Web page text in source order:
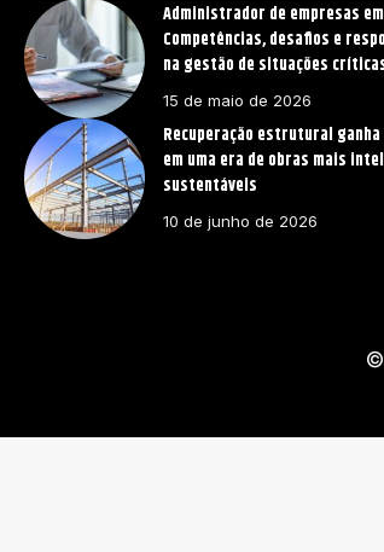
Administrador de empresas
Competências, desafios e
na gestão de situações
15 de maio de 2026
Recuperação estrutural
em uma era de obras mais
sustentáveis
10 de junho de 2026
©